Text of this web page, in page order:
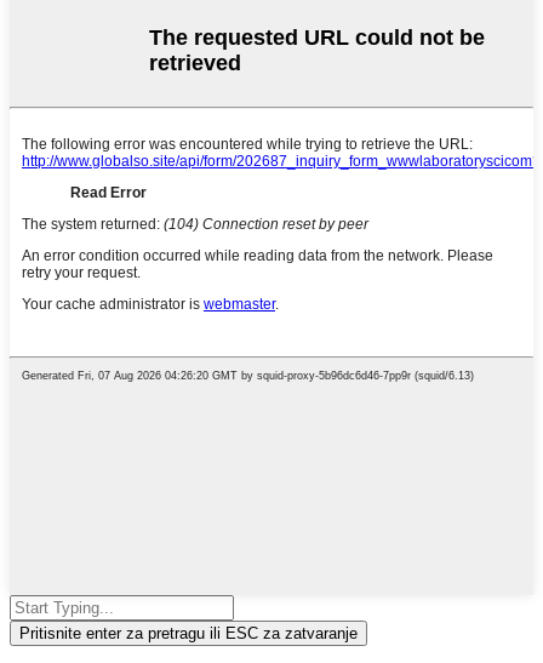
Pritisnite enter za pretragu ili ESC za zatvaranje